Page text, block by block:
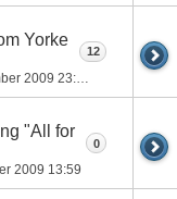
Yorke
2009 23:28
12
"All for
2009 13:59
0